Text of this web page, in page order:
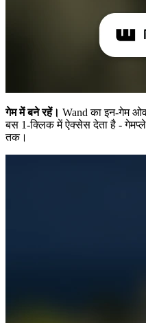
गेम में बने रहें। Wand का इन-गेम
बस 1-क्लिक में ऐक्सेस देता है -
तक।